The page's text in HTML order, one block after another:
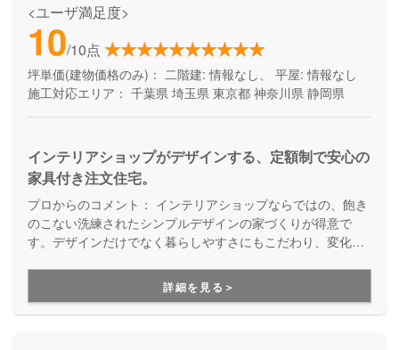
<ユーザ満足度>
10/10点
坪単価(建物価格のみ)： 二階建: 情報なし、 平屋: 情報なし
施工対応エリア： 千葉県 埼玉県 東京都 神奈川県 静岡県
インテリアショップがデザインする、定額制で安心の
家具付き注文住宅。
プロからのコメント： インテリアショップならではの、飽き
のこない洗練されたシンプルデザインの家づくりが得意で
す。デザインだけでなく暮らしやすさにもこだわり、変化し
心設計」を提案してくれます。
詳細を見る＞